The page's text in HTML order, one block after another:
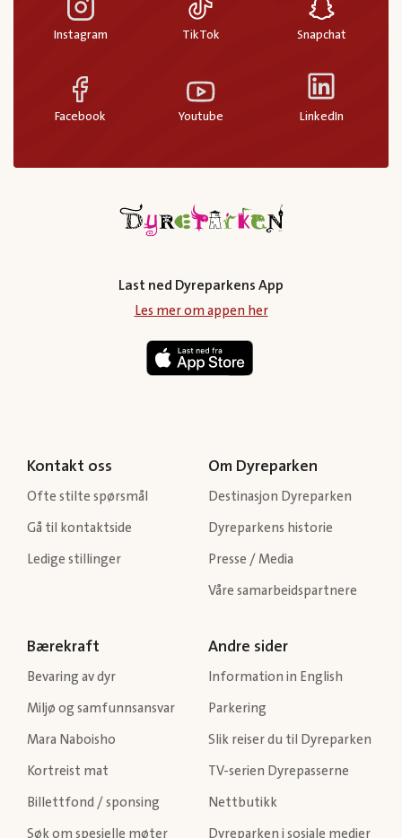
Instagram TikTok Snapchat
Facebook Youtube LinkedIn
Last ned Dyreparkens App
Les mer om appen her
Kontakt oss
Ofte stilte spørsmål
Gå til kontaktside
Ledige stillinger
Om Dyreparken
Destinasjon Dyreparken
Dyreparkens historie
Presse / Media
Våre samarbeidspartnere
Bærekraft
Bevaring av dyr
Miljø og samfunnsansvar
Mara Naboisho
Kortreist mat
Billettfond / sponsing
Søk om spesielle møter
Andre sider
Information in English
Parkering
Slik reiser du til Dyreparken
TV-serien Dyrepasserne
Nettbutikk
Dyreparken i sosiale medier